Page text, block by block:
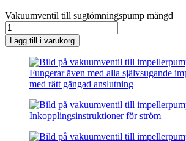
Vakuumventil till sugtömningspump mängd
Lägg till i varukorg
Fungerar även med alla självsugande
med rätt gängad anslutning
Inkopplingsinstruktioner för ström